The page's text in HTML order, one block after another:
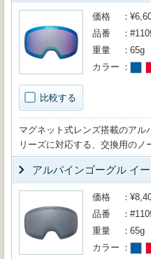
比較する
価格
品番
重量
65g
カラー
マグネット式レンズ搭載のアル
リーズに対応する、交換用のノ
アルパインゴーグル イ
価格
品番
重量
65g
カラー